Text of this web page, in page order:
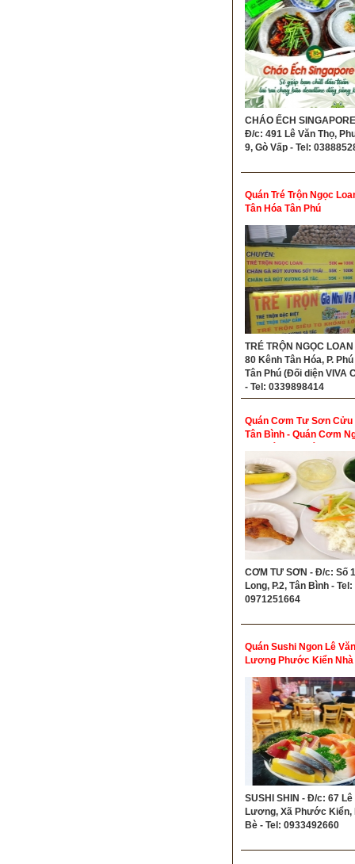
Độc Quyền Không Chi
CHÁO ẾCH
Đ/c: 491 Lê Văn Thọ,
9, Gò Vấp - Tel:
Quán Tré Trộn Ngọc
Tân Hóa Tân Phú
TRÉ TRỘN NGỌC
80 Kênh Tân Hóa, P.
Tân Phú (Đối diện VIVA
- Tel: 0339898414
Quán Cơm Tư Sơn Cửu
Tân Bình - Quán Cơm
Khu Sân Bay Tân Sơn
CƠM TƯ SƠN - Đ/c: Số
Long, P.2, Tân Bình - Tel:
0971251664
Quán Sushi Ngon Lê Văn
Lương Phước Kiển Nhà
SUSHI SHIN - Đ/c: 67 Lê
Lương, Xã Phước Kiển,
Bè - Tel: 0933492660